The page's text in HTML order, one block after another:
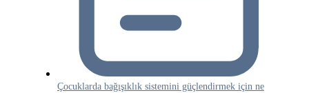
Çocuklarda bağışıklık sistemini güçlendirmek için ne